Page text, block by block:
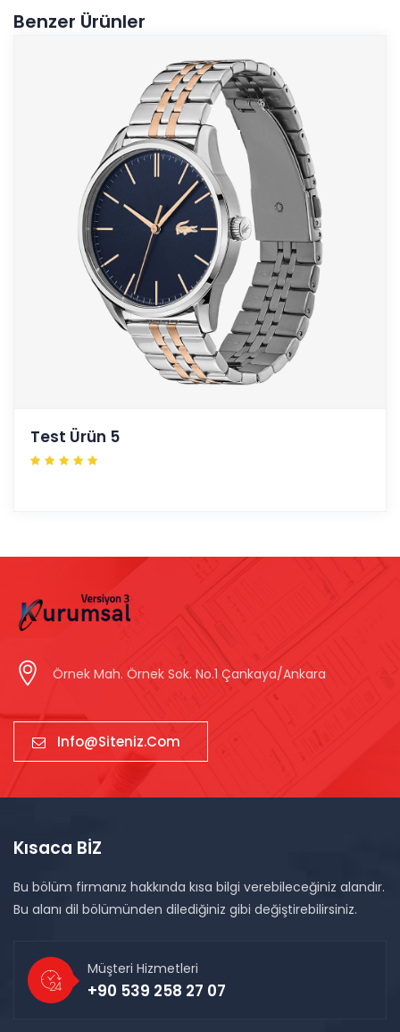
Benzer Ürünler
Test Ürün 5
Örnek Mah. Örnek Sok. No.1 Çankaya/Ankara
Info@siteniz.com
Kısaca BİZ
Bu bölüm firmanız hakkında kısa bilgi verebileceğiniz alandır.
Bu alanı dil bölümünden dilediğiniz gibi değiştirebilirsiniz.
Müşteri Hizmetleri
+90 539 258 27 07